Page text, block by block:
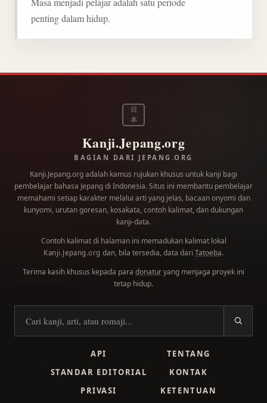
penting dalam hidup.
日
本
Kanji.Jepang.org
BAGIAN DARI JEPANG.ORG
Kanji.Jepang.org adalah kamus rujukan khusus untuk kanji bagi
pembelajar bahasa Jepang di Indonesia. Situs ini membantu pembelajar
memahami setiap karakter melalui arti yang jelas, bacaan onyomi dan
kunyomi, urutan goresan, kosakata, contoh kalimat, dan dukungan
kanji-data.
Contoh kalimat di halaman ini memadukan kalimat lokal
Kanji.Jepang.org dan, bila tersedia, data dari Tatoeba.
Terima kasih khusus kepada para donaturyang menjaga proyek ini
tetap hidup.
Cari kanji
API
TENTANG
STANDAR EDITORIAL
KONTAK
PRIVASI
KETENTUAN